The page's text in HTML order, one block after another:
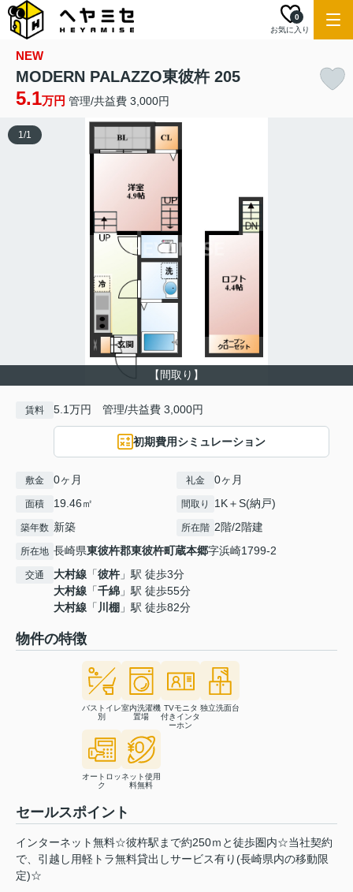
お気に入り
0
NEW
MODERN PALAZZO東彼杵 205
5.1万円 管理/共益費 3,000円
【間取り】
1/1
賃料 5.1万円 管理/共益費 3,000円
初期費用シミュレーション
敷金 0ヶ月 礼金 0ヶ月
面積 19.46㎡ 間取り 1K＋S(納戸)
築年数 新築 所在階 2階/2階建
所在地 長崎県東彼杵郡東彼杵町蔵本郷字浜崎1799-2
交通 大村線 「彼杵」駅 徒歩3分
大村線 「千綿 」駅 徒歩55分
大村線 「 川棚 」駅 徒歩82分
物件の特徴
バストイレ
別
室内洗濯機
置場
TVモニタ
付きインタ
ーホン
独立洗面台
オートロッ
ク
ネット使用
料無料
セールスポイント
インターネット無料☆彼杵駅まで約250ｍと徒歩圏内☆当社契約
で、引越し用軽トラ無料貸出しサービス有り(長崎県内の移動限
定)☆